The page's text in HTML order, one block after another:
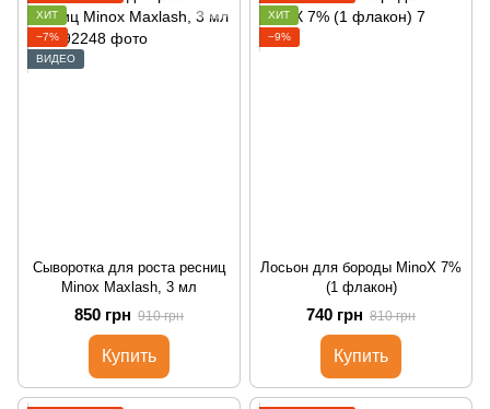
ХИТ
−7%
ВИДЕО
Сыворотка для роста ресниц
Minox Maxlash, 3 мл
850 грн 910 грн
Купить
ХИТ
−9%
Лосьон для бороды MinoX 7%
(1 флакон)
740 грн 810 грн
Купить